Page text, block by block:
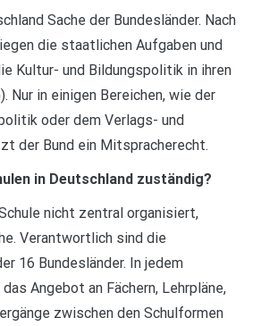
Sache der Bundesländer. Nach
die staatlichen Aufgaben und
Kultur- und Bildungspolitik in ihren
Nur in einigen Bereichen, wie der
oder dem Verlags- und
der Bund ein Mitspracherecht.
in Deutschland zuständig?
nicht zentral organisiert,
Verantwortlich sind die
16 Bundesländer. In jedem
Angebot an Fächern, Lehrpläne,
zwischen den Schulformen